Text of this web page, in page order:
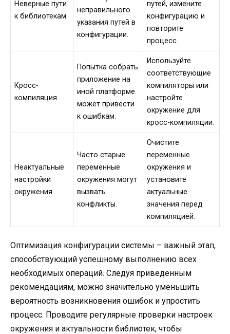
Неверные пути
к библиотекам
неправильного
указания путей в
конфигурации.
путей, измените
конфигурацию и
повторите
процесс.
Кросс-
компиляция
Попытка собрать
приложение на
иной платформе
может привести
к ошибкам.
Используйте
соответствующие
компиляторы или
настройте
окружение для
кросс-компиляции.
Неактуальные
настройки
окружения
Часто старые
переменные
окружения могут
вызвать
конфликты.
Очистите
переменные
окружения и
установите
актуальные
значения перед
компиляцией.
Оптимизация конфигурации системы – важный этап,
способствующий успешному выполнению всех
необходимых операций. Следуя приведенным
рекомендациям, можно значительно уменьшить
вероятность возникновения ошибок и упростить
процесс. Проводите регулярные проверки настроек
окружения и актуальности библиотек, чтобы